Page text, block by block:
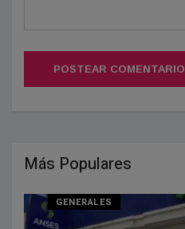
POSTEAR COMENTARIO
Más Populares
GENERALES